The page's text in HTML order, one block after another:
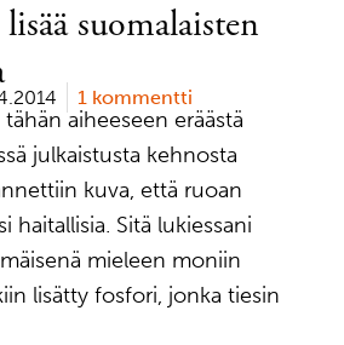
suomalaisten
1 kommentti
aiheeseen eräästä
julkaistusta kehnosta
kuva, että ruoan
haitallisia. Sitä lukiessani
mieleen moniin
lisätty fosfori, jonka tiesin